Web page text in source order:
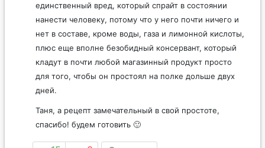
единственный вред, который спрайт в состоянии
нанести человеку, потому что у него почти ничего и
нет в составе, кроме воды, газа и лимонной кислоты,
плюс еще вполне безобидный консервант, который
кладут в почти любой магазинный продукт просто
для того, чтобы он простоял на полке дольше двух
дней.
Таня, а рецепт замечательный в свой простоте,
спасибо! будем готовить 🙂